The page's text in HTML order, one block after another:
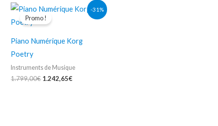
-31%
Promo !
Piano Numérique Korg
Poetry
Instruments de Musique
1.799,00€
Le
prix
initial
1.799,00€.
1.242,65€
Le
prix
1.242,65€.